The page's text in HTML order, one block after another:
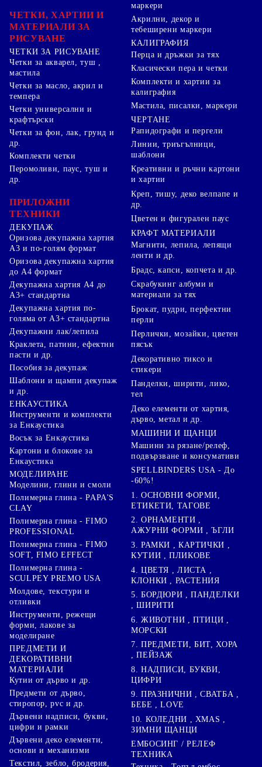
ЧЕТКИ, ХАРТИИ И
МАТЕРИАЛИ ЗА
РИСУВАНЕ
ЧЕТКИ ЗА РИСУВАНЕ
Четки за акварел, туш ,
мастила
Четки за масло, акрил и
темпера
Четки универсални и
крафтърски
Четки за фон, лак, грунд и
др.
Комплекти четки
маркери
Акрилни, декор и
тебеширени маркери
КАЛИГРАФИЯ
Перца и дръжки за тях
Класически пера и четки
Комплекти и хартии за
калиграфия
Мастила, писалки, маркери
ЧЕРТАНЕ
Рапидографи и пергели
Линии, триъгълници,
шаблони
Перомоливи, паус, туш и
др.
ПРИЛОЖНИ
ТЕХНИКИ
ДЕКУПАЖ
Оризова декупажна хартия
А3 и по-голям формат
Оризова декупажна хартия
до А4 формат
Декупажна хартия А4 до
А3+ стандартна
Декупажна хартия по-
голяма от А3+ стандартна
Декупажни лак/лепила
Краклета, патини, ефектни
пасти и др.
Пособия за декупаж
Шаблони и щампи декупаж
и др.
ЕНКАУСТИКА
Инструменти и комплекти
за Енкаустика
Восък за Енкаустика
Картони и блокове за
Енкаустика
МОДЕЛИРАНЕ
Моделини, глини и смоли
Полимерна глина - PAPA'S
CLAY
Полимерна глина - FIMO
PROFESSIONAL
Полимерна глина - FIMO
SOFT, FIMO EFFECT
Полимерна глина -
SCULPEY PREMO USA
Молдове, текстури и
отливки
Инструменти, режещи
форми, лакове за
моделиране
ПРЕДМЕТИ И
ДЕКОРАТИВНИ
МАТЕРИАЛИ
Кутии от дърво и др.
Предмети от дърво,
стиропор, pvc и др.
Дървени надписи, букви,
цифри и рамки
Дървени деко елементи,
основи и механизми
Текстил, зебло, бродерия,
Креативни и ръчни картони
и хартии
Креп, тишу, деко велпапе и
др.
Цветен и фигурален паус
КРАФТ МАТЕРИАЛИ
Магнити, лепила, лепящи
ленти и др.
Брадс, капси, копчета и др.
Скрабукинг албуми и
материали за тях
Брокат, пудри, перфектни
перли
Перлички, мозайки, цветен
пясък
Декоративно тиксо и
стикери
Панделки, ширити, лико,
тел
Деко елементи от хартия,
дърво, метал и др.
МАШИНИ И ЩАНЦИ
Машини за рязане/релеф,
подвързване и консумативи
SPELLBINDERS USA - До
-60%!
1. ОСНОВНИ ФОРМИ,
ЕТИКЕТИ, ТАГОВЕ
2. ОРНАМЕНТИ ,
АЖУРНИ ФОРМИ , ЪГЛИ
3. РАМКИ , КАРТИЧКИ ,
КУТИИ , ПЛИКОВЕ
4. ЦВЕТЯ , ЛИСТА ,
КЛОНКИ , РАСТЕНИЯ
5. БОРДЮРИ , ПАНДЕЛКИ
, ШИРИТИ
6. ЖИВОТНИ , ПТИЦИ ,
МОРСКИ
7. ПРЕДМЕТИ, БИТ, ХОРА
, ПЕЙЗАЖ
8. НАДПИСИ, БУКВИ,
ЦИФРИ
9. ПРАЗНИЧНИ , СВАТБА ,
БЕБЕ , LOVE
10. КОЛЕДНИ , XMAS ,
ЗИМНИ ЩАНЦИ
ЕМБОСИНГ / РЕЛЕФ
ТЕХНИКА